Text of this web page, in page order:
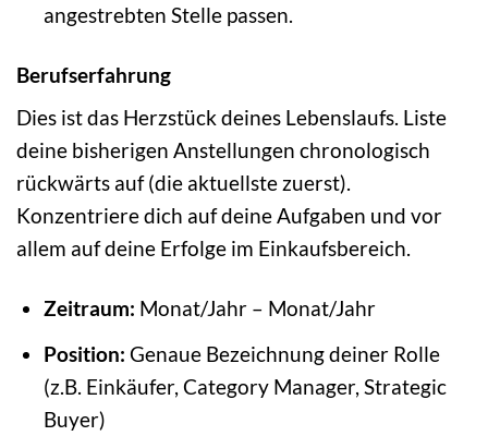
angestrebten Stelle passen.
Berufserfahrung
Dies ist das Herzstück deines Lebenslaufs. Liste
deine bisherigen Anstellungen chronologisch
rückwärts auf (die aktuellste zuerst).
Konzentriere dich auf deine Aufgaben und vor
allem auf deine Erfolge im Einkaufsbereich.
Zeitraum: Monat/Jahr – Monat/Jahr
Position: Genaue Bezeichnung deiner Rolle
(z.B. Einkäufer, Category Manager, Strategic
Buyer)